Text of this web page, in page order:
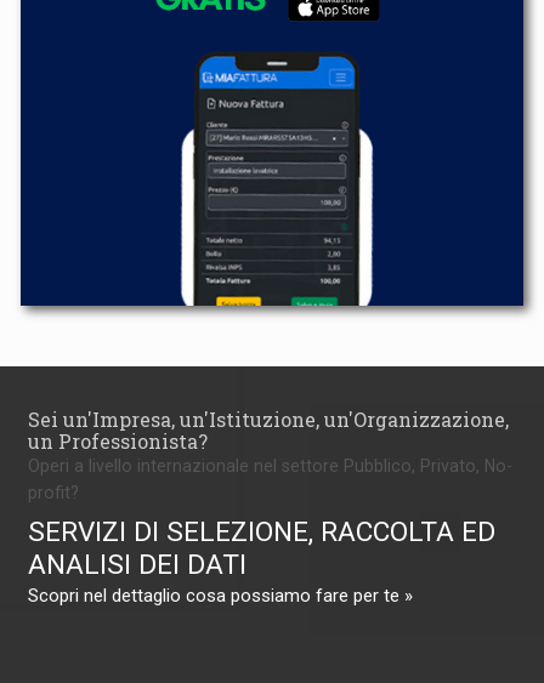
Sei un'Impresa, un'Istituzione, un'Organizzazione,
un Professionista?
Operi a livello internazionale nel settore Pubblico, Privato, No-
profit?
SERVIZI DI SELEZIONE, RACCOLTA ED
ANALISI DEI DATI
Scopri nel dettaglio cosa possiamo fare per te »